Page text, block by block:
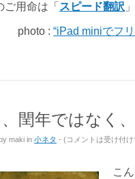
用命は「 スピード翻訳
photo :“iPad miniでフ
閏年ではなく
maki in 小ネタ - (コメントは受け付
こ